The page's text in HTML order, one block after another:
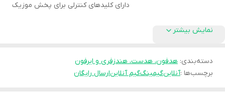
دارای کلیدهای کنترلی برای پخش موزیک
نمایش بیشتر
دسته‌بندی: هدفون، هدست، هندزفری و ایرفون
برچسب‌ها :آنلاینگیمینگگیم آنلاینارسال رایگان